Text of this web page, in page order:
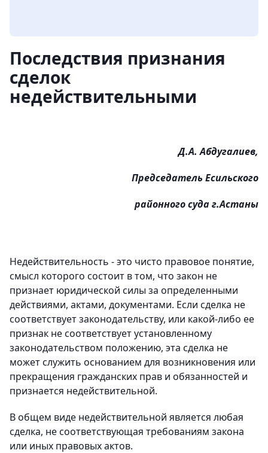
Последствия признания
сделок
недействительными
Д.А. Абдугалиев,
Председатель Есильского
районного суда г.Астаны
Недействительность - это чисто правовое понятие,
смысл которого состоит в том, что закон не
признает юридической силы за определенными
действиями, актами, документами. Если сделка не
соответствует законодательству, или какой-либо ее
признак не соответствует установленному
законодательством положению, эта сделка не
может служить основанием для возникновения или
прекращения гражданских прав и обязанностей и
признается недействительной.
В общем виде недействительной является любая
сделка, не соответствующая требованиям закона
или иных правовых актов.